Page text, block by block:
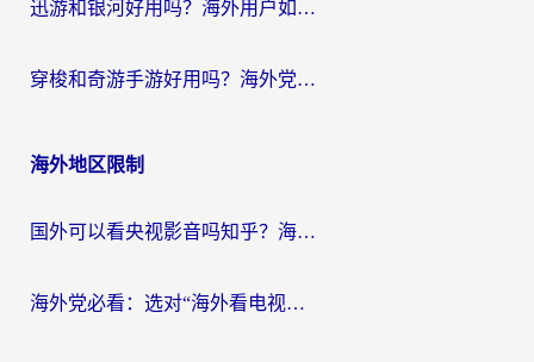
迅游和银河好用吗？海外用户如何选择回国加速器实现无缝访问国内资源
穿梭和奇游手游好用吗？海外党亲测3款回国加速器，附蜜蜂加速器七天试用攻略
海外地区限制
国外可以看央视影音吗知乎？海外党亲测有效的回国加速方案
海外党必看：选对“海外看电视剧软件”，再也不用愁国内剧刷不了